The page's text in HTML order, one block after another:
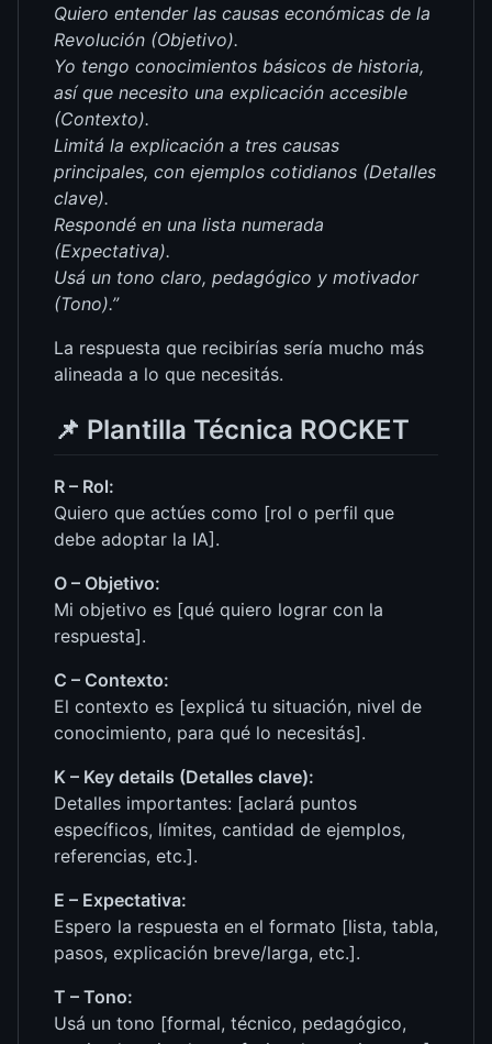
Quiero entender las causas económicas de la
Revolución (Objetivo).
Yo tengo conocimientos básicos de historia,
así que necesito una explicación accesible
(Contexto).
Limitá la explicación a tres causas
principales, con ejemplos cotidianos (Detalles
clave).
Respondé en una lista numerada
(Expectativa).
Usá un tono claro, pedagógico y motivador
(Tono).”
La respuesta que recibirías sería mucho más
alineada a lo que necesitás.
📌 Plantilla Técnica ROCKET
R – Rol:
Quiero que actúes como [rol o perfil que
debe adoptar la IA].
O – Objetivo:
Mi objetivo es [qué quiero lograr con la
respuesta].
C – Contexto:
El contexto es [explicá tu situación, nivel de
conocimiento, para qué lo necesitás].
K – Key details (Detalles clave):
Detalles importantes: [aclará puntos
específicos, límites, cantidad de ejemplos,
referencias, etc.].
E – Expectativa:
Espero la respuesta en el formato [lista, tabla,
pasos, explicación breve/larga, etc.].
T – Tono:
Usá un tono [formal, técnico, pedagógico,